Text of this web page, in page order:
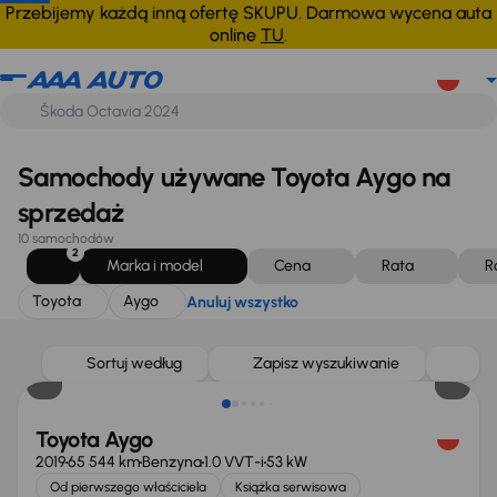
Przebijemy każdą inną ofertę SKUPU. Darmowa wycena auta
online TU.
Toyota Aygo Anuluj wszystko
Samochody używane Toyota Aygo na
sprzedaż
10 samochodów
2
Marka i model Cena Rata
Toyota
Aygo Anuluj wszystko
Sortuj według Zapisz wyszukiwanie
Świeżo skupione
Toyota Aygo
201965 544 kmBenzyna1.0 VVT-i53 kW
Od pierwszego właściciela Książka serwisowa